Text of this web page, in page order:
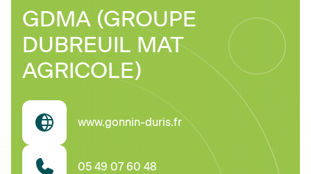
Offres d'emploi
Annuaire
Contacter
GDMA (GROUPE
DUBREUIL MAT
AGRICOLE)
www.gonnin-duris.fr
05 49 07 60 48